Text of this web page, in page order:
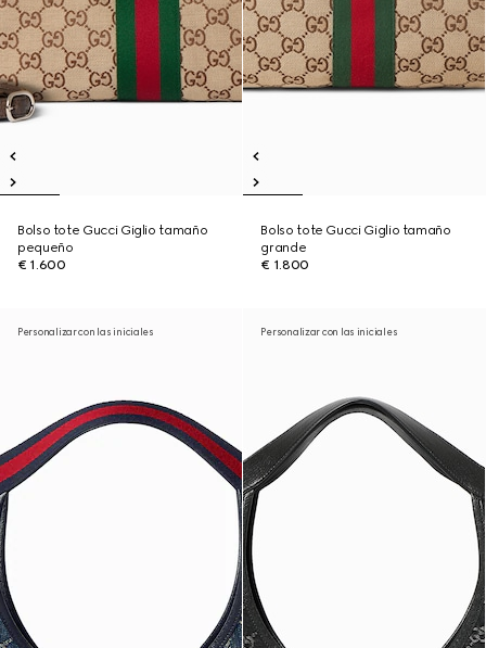
Bolso tote Gucci Giglio tamaño
pequeño
€ 1.600
Bolso tote Gucci Giglio tamaño
grande
€ 1.800
Personalizar con las iniciales Personalizar con las iniciales